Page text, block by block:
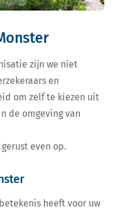
zijn we niet
en
om zelf te kiezen uit
de omgeving van
even op.
heeft voor uw